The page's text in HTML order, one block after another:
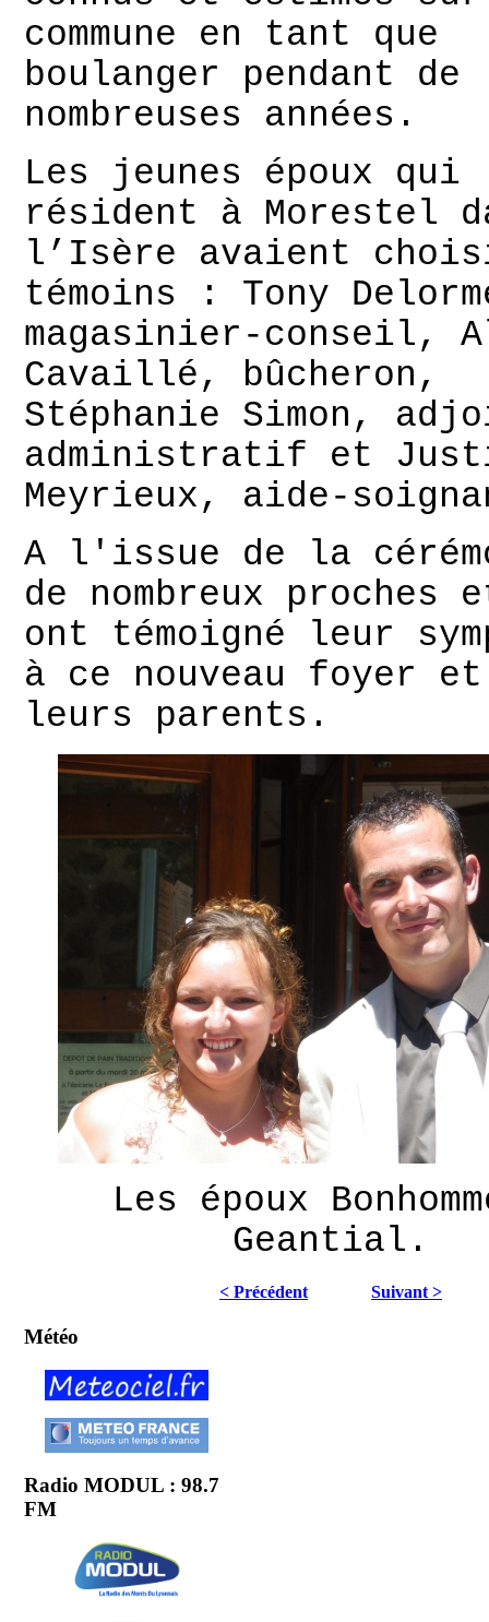
commune en tant que
boulanger pendant de
nombreuses années.
Les jeunes époux qui
résident à Morestel
l’Isère avaient
témoins : Tony
magasinier-conseil,
Cavaillé, bûcheron,
Stéphanie Simon,
administratif et
Meyrieux, aide-
A l'issue de la
de nombreux proches
ont témoigné leur
à ce nouveau foyer
leurs parents.
Les époux
Geantial.
< Précédent Suivant >
Météo
Radio MODUL : 98.7
FM